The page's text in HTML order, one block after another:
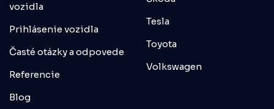
vozidla
Prihlásenie vozidla
Časté otázky a odpovede
Referencie
Blog
Tesla
Toyota
Volkswagen